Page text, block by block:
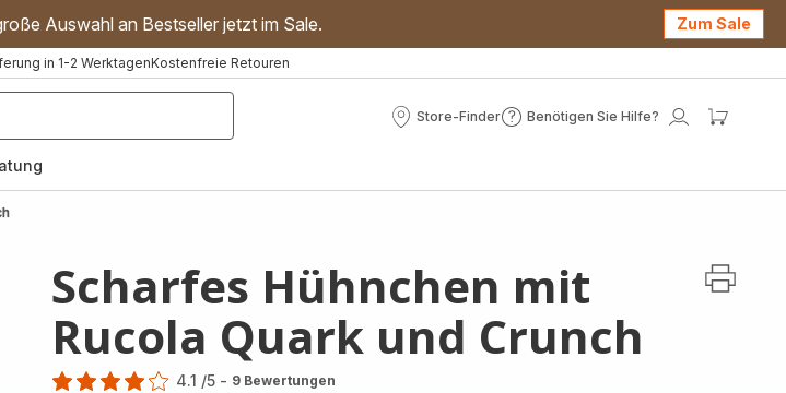
Auswahl an Bestseller jetzt im Sale. Zum Sale
in 1-2 WerktagenKostenfreie Retouren
Store-Finder
Store-
Benötigen Sie Hilfe?
Benötigen
Mein
Scharfes Hühnchen mit
Rucola Quark und Crunch
4.1 /5 - 9 Bewertungen